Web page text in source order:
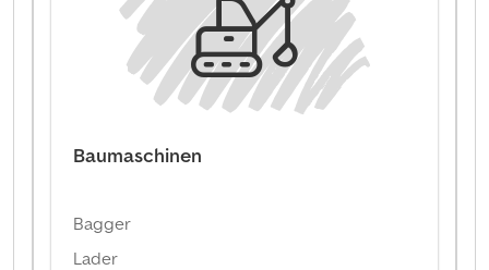
Baumaschinen
Bagger
Lader